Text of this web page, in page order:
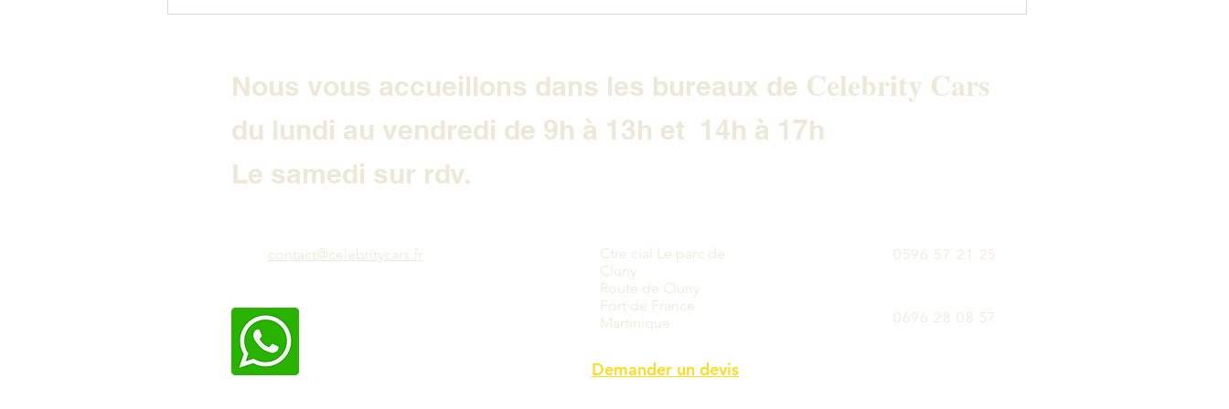
Nous vous accueillons dans les bureaux de Celebrity Cars
du lundi au vendredi de 9h à 13h et 14h à 17h
Le samedi sur rdv.
contact@celebritycars.fr
Ctre cial Le parc de
Cluny
Route de Cluny
Fort de France
Martinique
0596 57 21 25
0696 28 08 57
Demander un devis